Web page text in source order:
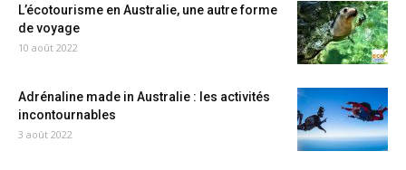
L’écotourisme en Australie, une autre forme
de voyage
10 août 2022
Adrénaline made in Australie : les activités
incontournables
3 août 2022